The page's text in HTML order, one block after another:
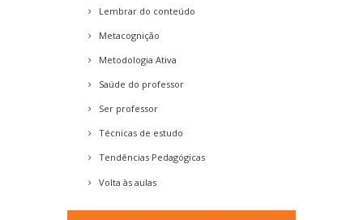
Lembrar do conteúdo
Metacognição
Metodologia Ativa
Saúde do professor
Ser professor
Técnicas de estudo
Tendências Pedagógicas
Volta às aulas